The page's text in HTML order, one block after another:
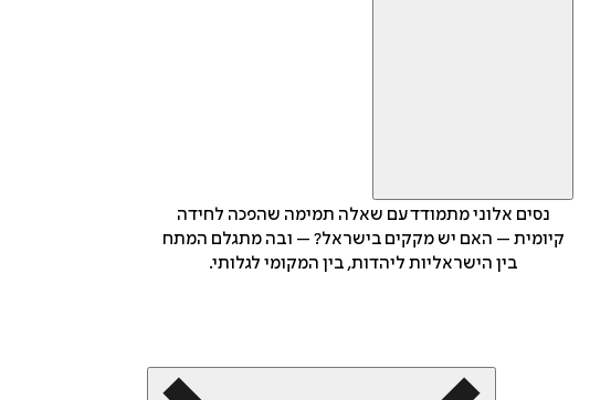
נסים אלוני מתמודד עם שאלה תמימה שהפכה לחידה
קיומית – האם יש מקקים בישראל? – ובה מתגלם המתח
בין הישראליות ליהדות, בין המקומי לגלותי.